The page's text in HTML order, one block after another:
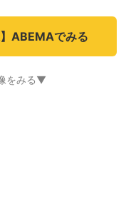
】ABEMAでみる
をみる▼